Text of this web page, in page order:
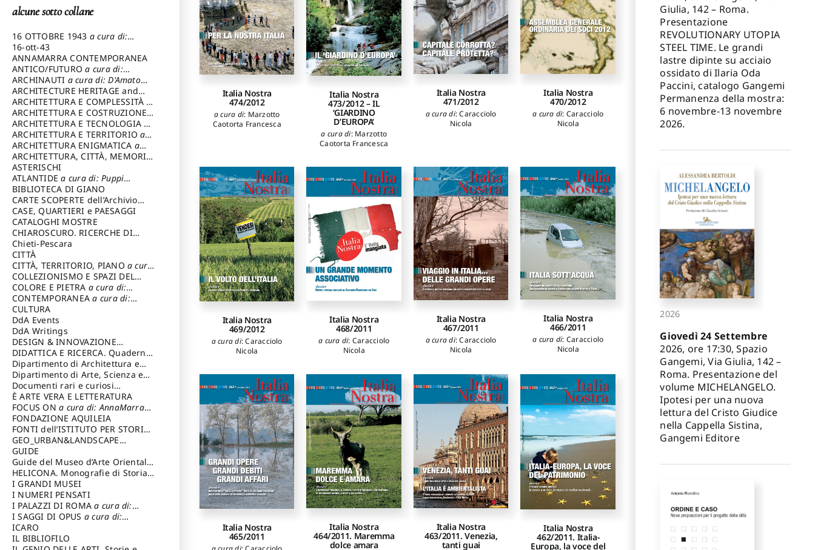
Italia Nostra
474/2012
a cura di: Marzotto
Caotorta Francesca
Italia Nostra
473/2012 – IL
‘GIARDINO
D’EUROPA’
a cura di: Marzotto
Caotorta Francesca
Italia Nostra
471/2012
a cura di:Caracciolo
Nicola
Italia Nostra
470/2012
a cura di: Caracciolo
Nicola
Italia Nostra
469/2012
a cura di:Caracciolo
Nicola
Italia Nostra
468/2011
a cura di: Caracciolo
Nicola
Italia Nostra
467/2011
a cura di:Caracciolo
Nicola
Italia Nostra
466/2011
a cura di: Caracciolo
Nicola
Italia Nostra
465/2011
Italia Nostra
464/2011. Maremma
dolce amara
Italia Nostra
463/2011. Venezia,
tanti guai
Italia Nostra
462/2011. Italia-
Europa, la voce del
alcune sotto collane
16 OTTOBRE 1943 a cura di:
Pezzetti Marcello
16-ott-43
ANNAMARRA CONTEMPORANEA
ANTICO/FUTUROa cura di:
Varagnoli Claudio
ARCHINAUTI a cura di: D'Amato
Claudio
ARCHITECTURE HERITAGE and
DESIGN
ARCHITETTURA E COMPLESSITÀ a
cura di: Piva Antonio
ARCHITETTURA E COSTRUZIONEa
cura di: Poretti Sergio
ARCHITETTURA E TECNOLOGIA a
cura di: Carrara Gianfranco
ARCHITETTURA E TERRITORIOa
cura di: Pietrogrande Enrico
ARCHITETTURA ENIGMATICA a
cura di: Lenci Ruggero
ARCHITETTURA, CITTÀ, MEMORIA
a cura di: Valeriani Enrico
ASTERISCHI
ATLANTIDEa cura di: Puppi
Lionello
BIBLIOTECA DI GIANO
CARTE SCOPERTE dell’Archivio
Storico Capitolino
CASE, QUARTIERI e PAESAGGI
CATALOGHI MOSTRE
CHIAROSCURO. RICERCHE DI
STORIA E STORIA DELL'ARTE
cura di: Di Carpegna Falconieri
Tommaso
Chieti-Pescara
CITTÀ
CITTÀ, TERRITORIO, PIANO a cura
di: Imbesi Giuseppe
COLLEZIONISMO E SPAZI DEL
COLLEZIONISMO a cura di:
Magnani Lauro
COLORE E PIETRA a cura di:
Selvaggi Giuseppe
CONTEMPORANEAa cura di:
Gubinelli Luna
CULTURA
DdA Events
DdA Writings
DESIGN & INNOVAZIONE
TECNOLOGICAa cura di: Vallicelli
Andrea
DIDATTICA E RICERCA. Quaderni
della Scuola
Dipartimento di Architettura e
Analisi della Città Mediterranea
Dipartimento di Arte, Scienza e
Tecnica del Costuire
Documenti rari e curiosi
dall'Archivio Segreto
È ARTE VERA E LETTERATURA
FOCUS ONa cura di: AnnaMarra
Contemporanea
FONDAZIONE AQUILEIA
FONTI dell’ISTITUTO PER STORIA
DEL RISORGIMENTO
GEO_URBAN&LANDSCAPE
PLANNING (GULP)
Trusiani Elio
GUIDE
Guide del Museo d’Arte Orientale
“Giuseppe Tucci”
HELICONA. Monografie di Storia
dell'Artea cura di: Gallo Marco
I GRANDI MUSEI
I NUMERI PENSATI
I PALAZZI DI ROMAa cura di:
Ippoliti Alessandro
I SAGGI DI OPUS a cura di:
Scalesse Tommaso
ICARO
IL BIBLIOFILO
Giulia, 142 – Roma.
Presentazione
REVOLUTIONARY UTOPIA
STEEL TIME. Le grandi
lastre dipinte su acciaio
ossidato di Ilaria Oda
Paccini, catalogo Gangemi
Permanenza della mostra:
6 novembre-13 novembre
2026.
2026
Giovedì 24 Settembre
2026, ore 17:30, Spazio
Gangemi, Via Giulia, 142 –
Roma. Presentazione del
volume MICHELANGELO.
Ipotesi per una nuova
lettura del Cristo Giudice
nella Cappella Sistina,
Gangemi Editore